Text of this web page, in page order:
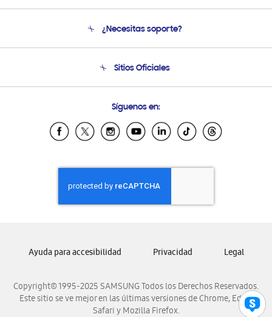
Soporte
Condiciones de Compra
¿Necesitas soporte?
Soporte vía eMail
Sitios Oficiales
Samsung Ecuador
Samsung El Salvador
Samsung Honduras
Samsung Nicaragua
Samsung Panamá
Samsung Venezuela
Síguenos en:
Copyright© 1995-2025 SAMSUNG Todos los Derechos Reservados.
Este sitio se ve mejor en las últimas versiones de Chrome, Edge,
Safari y Mozilla Firefox.
Ayuda para accesibilidad Privacidad Legal